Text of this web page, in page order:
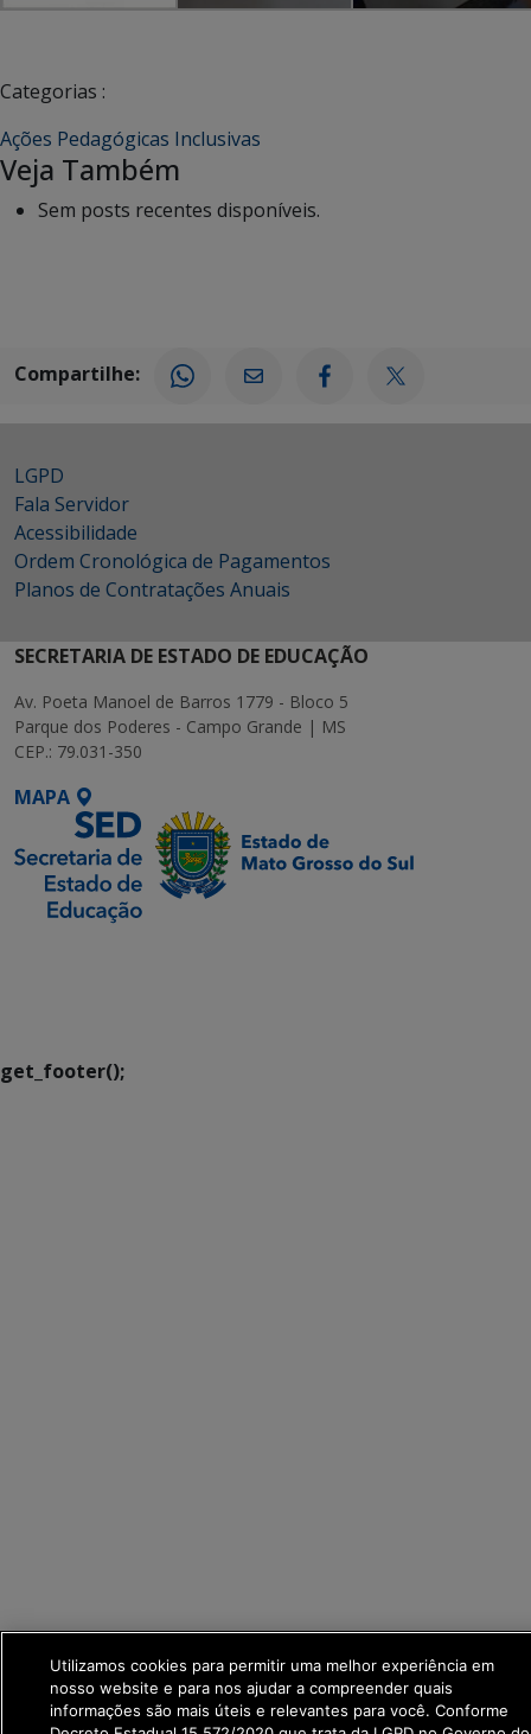
Categorias :
Ações Pedagógicas Inclusivas
Veja Também
Sem posts recentes disponíveis.
Compartilhe:
LGPD
Fala Servidor
Acessibilidade
Ordem Cronológica de Pagamentos
Planos de Contratações Anuais
SECRETARIA DE ESTADO DE EDUCAÇÃO
Av. Poeta Manoel de Barros 1779 - Bloco 5
Parque dos Poderes - Campo Grande | MS
CEP.: 79.031-350
MAPA
get_footer();
Utilizamos cookies para permitir uma melhor experiência em
nosso website e para nos ajudar a compreender quais
informações são mais úteis e relevantes para você. Conforme